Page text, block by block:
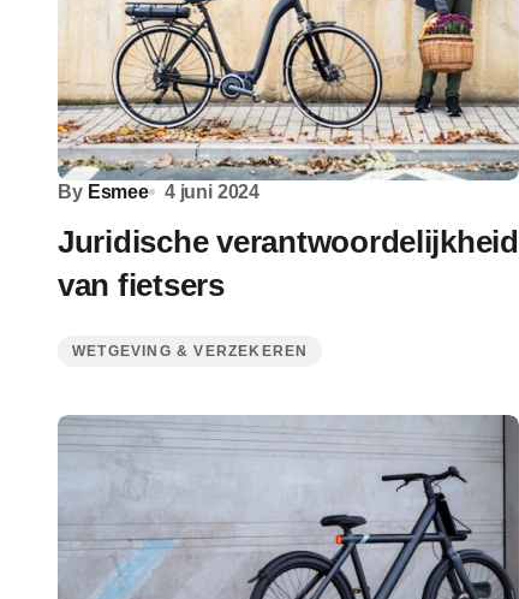
By Esmee 4 juni 2024
Juridische verantwoordelijkheid
van fietsers
WETGEVING & VERZEKEREN